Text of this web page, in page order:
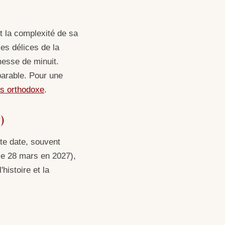
la complexité de sa
délices de la
de minuit.
Pour une
orthodoxe.
date, souvent
28 mars en 2027),
et la